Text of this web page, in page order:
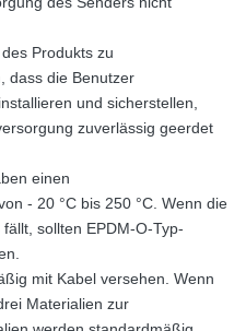
Produkts zu
dass die Benutzer
und sicherstellen,
zuverlässig geerdet
einen
- 20 °C bis 250 °C. Wenn die
sollten EPDM-O-Typ-
mit Kabel versehen. Wenn
Materialien zur